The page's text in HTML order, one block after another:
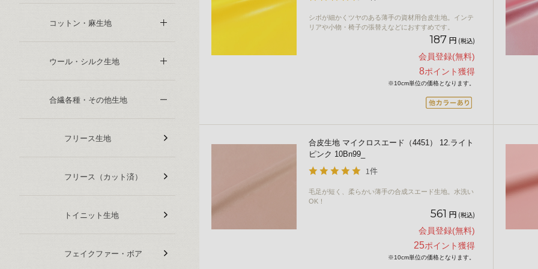
コットン・麻生地
ウール・シルク生地
合繊各種・その他生地
フリース生地
フリース（カット済）
トイニット生地
フェイクファー・ボア
シボが細かくツヤのある薄手の資材用合皮生地。インテ
リアや小物・椅子の張替えなどにおすすめです。
187 円 (税込)
会員登録(無料)
8ポイント獲得
※10cm単位の価格となります。
合皮生地 マイクロスエード（4451） 12.ライト
ピンク 10Bn99_
1件
毛足が短く、柔らかい薄手の合成スエード生地。水洗い
OK！
561 円 (税込)
会員登録(無料)
25ポイント獲得
※10cm単位の価格となります。